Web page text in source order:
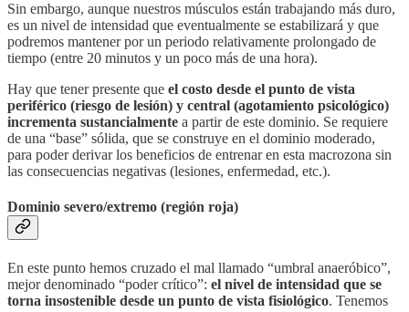
Sin embargo, aunque nuestros músculos están trabajando más duro,
es un nivel de intensidad que eventualmente se estabilizará y que
podremos mantener por un periodo relativamente prolongado de
tiempo (entre 20 minutos y un poco más de una hora).
Hay que tener presente que el costo desde el punto de vista
periférico (riesgo de lesión) y central (agotamiento psicológico)
incrementa sustancialmente a partir de este dominio. Se requiere
de una “base” sólida, que se construye en el dominio moderado,
para poder derivar los beneficios de entrenar en esta macrozona sin
las consecuencias negativas (lesiones, enfermedad, etc.).
Dominio severo/extremo (región roja)
En este punto hemos cruzado el mal llamado “umbral anaeróbico”,
mejor denominado “poder crítico”: el nivel de intensidad que se
torna insostenible desde un punto de vista fisiológico. Tenemos